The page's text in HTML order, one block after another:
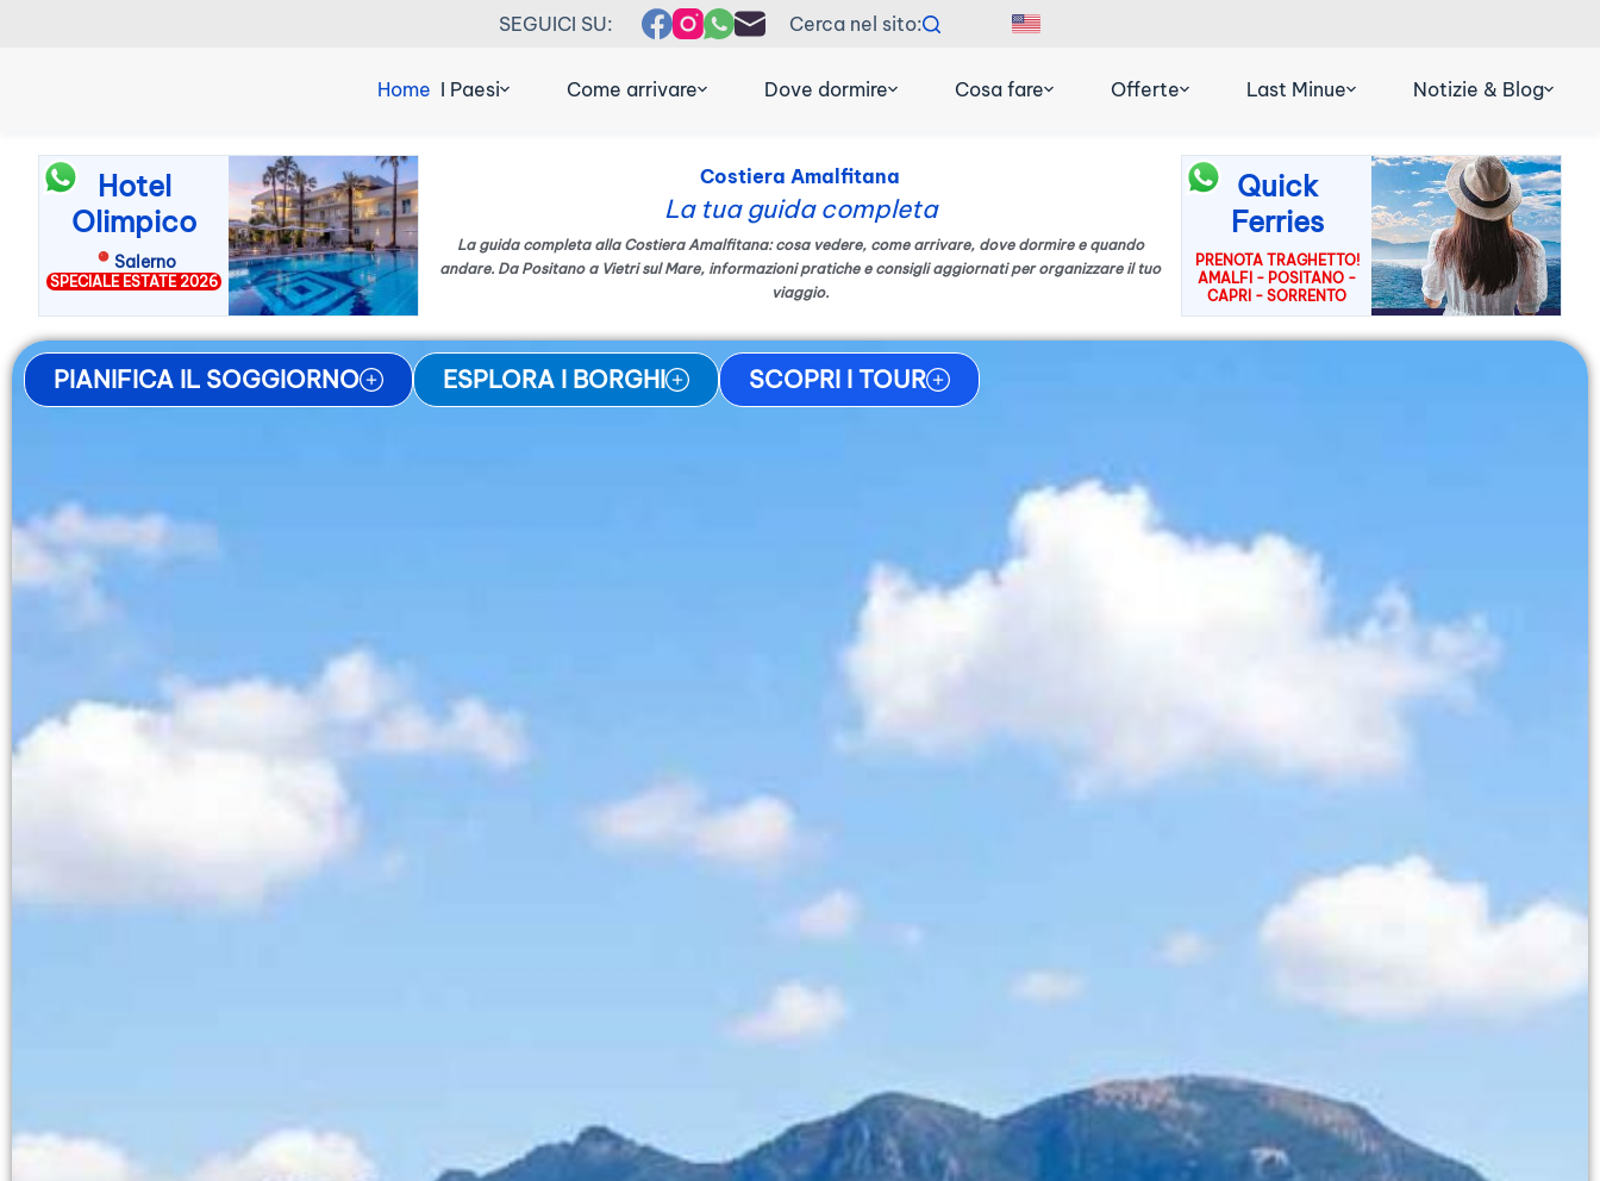
SEGUICI SU: Cerca nel sito: EN
Home I Paesi Come arrivare Dove dormire Cosa fare Offerte Last Minue Notizie & Blog
Hotel
Olimpico
Salerno
SPECIALE ESTATE 2026
Costiera Amalfitana
La tua guida completa
La guida completa alla Costiera Amalfitana: cosa vedere, come arrivare, dove dormire e quando
andare. Da Positano a Vietri sul Mare, informazioni pratiche e consigli aggiornati per organizzare il tuo
viaggio.
Quick
Ferries
PRENOTA TRAGHETTO!
AMALFI - POSITANO -
CAPRI - SORRENTO
PIANIFICA IL SOGGIORNO ESPLORA I BORGHI SCOPRI I TOUR